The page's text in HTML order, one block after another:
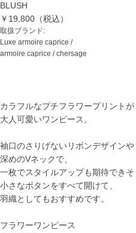
BLUSH
￥19,800（税込）
取扱ブランド:
Luxe armoire caprice /
armoire caprice / chersage
カラフルなプチフラワープリントが
大人可愛いワンピース。
袖口のさりげないリボンデザインや
深めのVネックで、
一枚でスタイルアップも期待できそ
小さなボタンをすべて開けて、
羽織としてもおすすめです。
フラワーワンピース